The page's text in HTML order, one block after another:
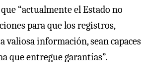
“actualmente el Estado no
para que los registros,
valiosa información, sean capaces
que entregue garantías”.